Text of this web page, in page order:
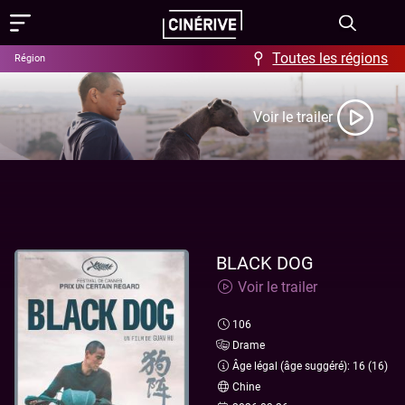
Ciné-Resto & Bar
Films
Showing in English
Programme
Actus
FAQ & Offres
Aide / FAQ
Offres
Contact
À propos
Région Toutes les régions
Voir le trailer
BLACK DOG
Voir le trailer
106
Drame
Âge légal (âge suggéré): 16 (16)
Chine